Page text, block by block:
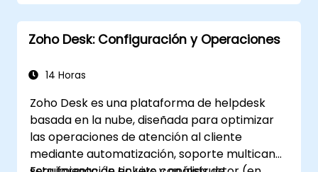
de Salesforce.
Aprovechar los datos de Salesforce para
crear experiencias de correo electrónico
Probar, implementar y analizar
Salesforce, incluyendo el uso de análisis
de datos para tomar decisiones
informadas y optimizar campañas futuras
para mejorar el rendimiento y aumentar
Zoho Desk: Configuración y Operaciones
14 Horas
Zoho Desk es una plataforma de helpdesk
basada en la nube, diseñada para optimizar
las operaciones de atención al cliente
mediante automatización, soporte multicanal,